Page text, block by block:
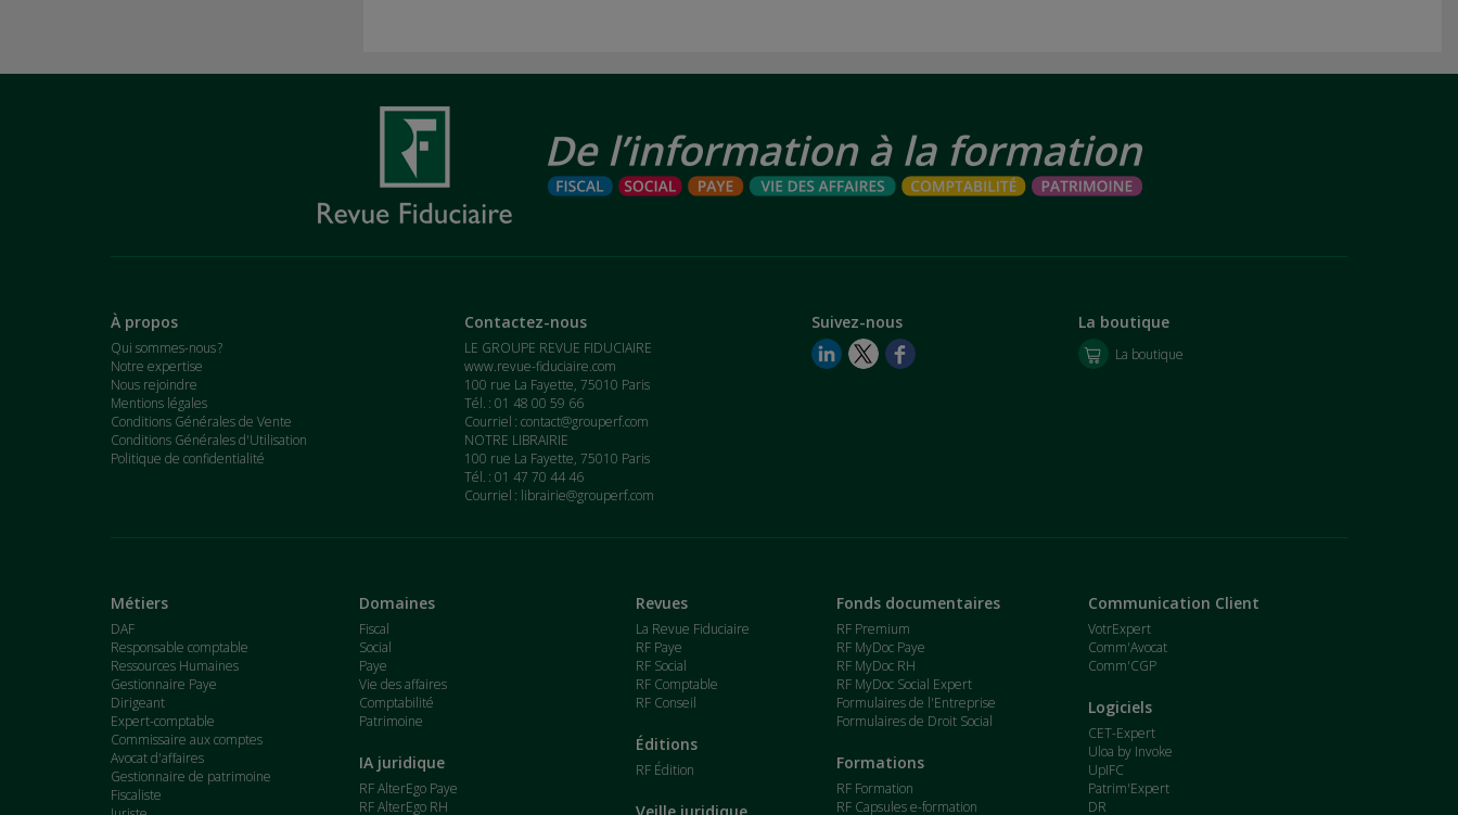
À propos
Qui sommes-nous ?
Notre expertise
Nous rejoindre
Mentions légales
Conditions Générales de Vente
Conditions Générales d'Utilisation
Politique de confidentialité
Contactez-nous
LE GROUPE REVUE FIDUCIAIRE
www.revue-fiduciaire.com
100 rue La Fayette, 75010 Paris
Tél. : 01 48 00 59 66
Courriel : contact@grouperf.com
NOTRE LIBRAIRIE
100 rue La Fayette, 75010 Paris
Tél. : 01 47 70 44 46
Courriel : librairie@grouperf.com
Suivez-nous La boutique
La boutique
Métiers
DAF
Responsable comptable
Ressources Humaines
Gestionnaire Paye
Dirigeant
Expert-comptable
Commissaire aux comptes
Avocat d'affaires
Gestionnaire de patrimoine
Fiscaliste
Domaines
Fiscal
Social
Paye
Vie des affaires
Comptabilité
Patrimoine
IA juridique
RF AlterEgo Paye
RF AlterEgo RH
Revues
La Revue Fiduciaire
RF Paye
RF Social
RF Comptable
RF Conseil
Éditions
RF Édition
Fonds documentaires
RF Premium
RF MyDoc Paye
RF MyDoc RH
RF MyDoc Social Expert
Formulaires de l'Entreprise
Formulaires de Droit Social
Formations
RF Formation
RF Capsules e-formation
Communication Client
VotrExpert
Comm'Avocat
Comm'CGP
Logiciels
CET-Expert
Uloa by Invoke
UpIFC
Patrim'Expert
DR